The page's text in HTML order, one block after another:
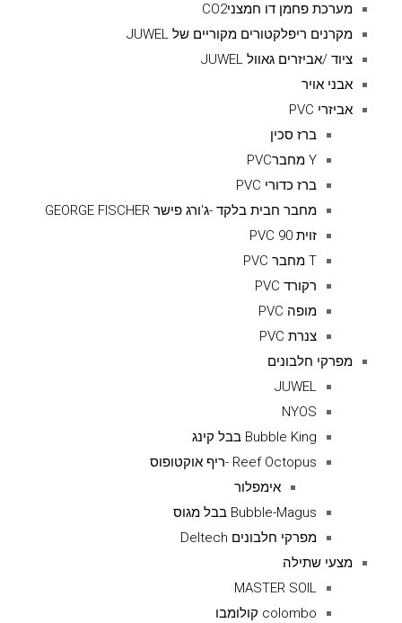
מערכת פחמן דו חמצניCO2
מקרנים ריפלקטורים מקוריים של JUWEL
ציוד /אביזרים גאוול JUWEL
אבני אויר
אביזרי PVC
ברז סכין
Y מחברPVC
ברז כדורי PVC
מחבר חבית בלקד -ג'ורג פישר GEORGE FISCHER
זוית 90 PVC
T מחבר PVC
רקורד PVC
מופה PVC
צנרת PVC
מפרקי חלבונים
JUWEL
NYOS
Bubble King בבל קינג
Reef Octopus -ריף אוקטופוס
אימפלור
Bubble-Magus בבל מגוס
מפרקי חלבונים Deltech
מצעי שתילה
MASTER SOIL
colombo קולומבו